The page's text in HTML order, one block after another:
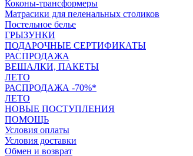
Коконы-трансформеры
Матрасики для пеленальных столиков
Постельное белье
ГРЫЗУНКИ
ПОДАРОЧНЫЕ СЕРТИФИКАТЫ
РАСПРОДАЖА
ВЕШАЛКИ, ПАКЕТЫ
ЛЕТО
РАСПРОДАЖА -70%*
ЛЕТО
НОВЫЕ ПОСТУПЛЕНИЯ
ПОМОЩЬ
Условия оплаты
Условия доставки
Обмен и возврат